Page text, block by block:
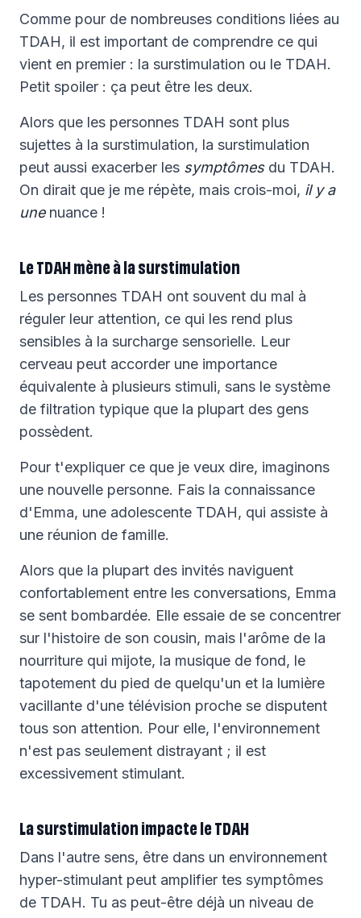
Comme pour de nombreuses conditions liées au
TDAH, il est important de comprendre ce qui
vient en premier : la surstimulation ou le TDAH.
Petit spoiler : ça peut être les deux.
Alors que les personnes TDAH sont plus
sujettes à la surstimulation, la surstimulation
peut aussi exacerber les symptômesdu TDAH.
On dirait que je me répète, mais crois-moi, il y a
unenuance !
Le TDAH mène à la surstimulation
Les personnes TDAH ont souvent du mal à
réguler leur attention, ce qui les rend plus
sensibles à la surcharge sensorielle. Leur
cerveau peut accorder une importance
équivalente à plusieurs stimuli, sans le système
de filtration typique que la plupart des gens
possèdent.
Pour t'expliquer ce que je veux dire, imaginons
une nouvelle personne. Fais la connaissance
d'Emma, une adolescente TDAH, qui assiste à
une réunion de famille.
Alors que la plupart des invités naviguent
confortablement entre les conversations, Emma
se sent bombardée. Elle essaie de se concentrer
sur l'histoire de son cousin, mais l'arôme de la
nourriture qui mijote, la musique de fond, le
tapotement du pied de quelqu'un et la lumière
vacillante d'une télévision proche se disputent
tous son attention. Pour elle, l'environnement
n'est pas seulement distrayant ; il est
excessivement stimulant.
La surstimulation impacte le TDAH
Dans l'autre sens, être dans un environnement
hyper-stimulant peut amplifier tes symptômes
de TDAH. Tu as peut-être déjà un niveau de